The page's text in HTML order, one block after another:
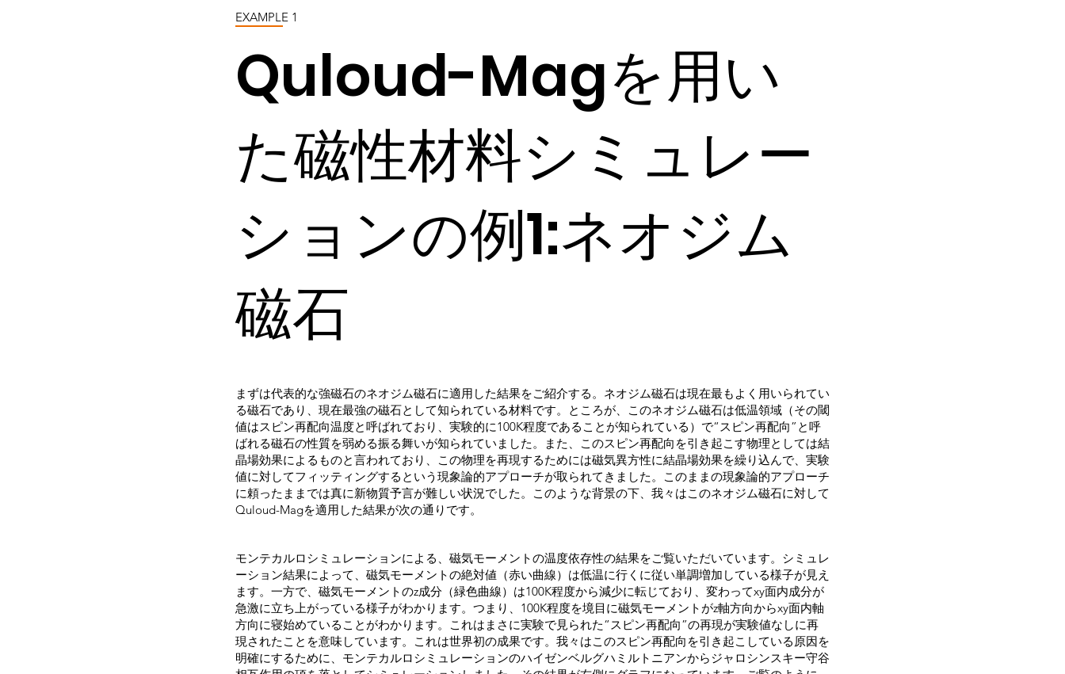
EXAMPLE 1
Quloud-Magを用い
た磁性材料シミュレー
ションの例1:ネオジム
磁石
まずは代表的な強磁石のネオジム磁石に適用した結果をご紹介する。ネオジム磁石は現在最もよく用いられてい
る磁石であり、現在最強の磁石として知られている材料です。ところが、このネオジム磁石は低温領域（その閾
値はスピン再配向温度と呼ばれており、実験的に100K程度であることが知られている）で“スピン再配向”と呼
ばれる磁石の性質を弱める振る舞いが知られていました。また、このスピン再配向を引き起こす物理としては結
晶場効果によるものと言われており、この物理を再現するためには磁気異方性に結晶場効果を繰り込んで、実験
値に対してフィッティングするという現象論的アプローチが取られてきました。このままの現象論的アプローチ
に頼ったままでは真に新物質予言が難しい状況でした。このような背景の下、我々はこのネオジム磁石に対して
Quloud-Magを適用した結果が次の通りです。
モンテカルロシミュレーションによる、磁気モーメントの温度依存性の結果をご覧いただいています。シミュレ
ーション結果によって、磁気モーメントの絶対値（赤い曲線）は低温に行くに従い単調増加している様子が見え
ます。一方で、磁気モーメントのz成分（緑色曲線）は100K程度から減少に転じており、変わってxy面内成分が
急激に立ち上がっている様子がわかります。つまり、100K程度を境目に磁気モーメントがz軸方向からxy面内軸
方向に寝始めていることがわかります。これはまさに実験で見られた“スピン再配向”の再現が実験値なしに再
現されたことを意味しています。これは世界初の成果です。我々はこのスピン再配向を引き起こしている原因を
明確にするために、モンテカルロシミュレーションのハイゼンベルグハミルトニアンからジャロシンスキー守谷